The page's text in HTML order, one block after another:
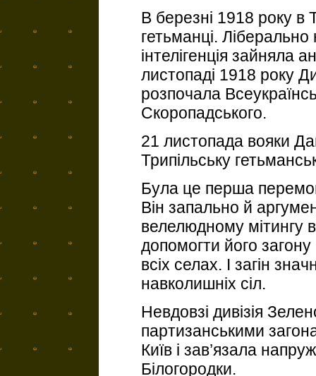
В березні 1918 року в
гетьманці.
інтелігенція зайняла
листопаді 1918 року
розпочала
Скоропадського.
21 листопада вояки
Трипільську
Була це перша
Він запально й
велелюдному мітингу
допомогти його
всіх селах. І загін
навколишніх сіл.
Невдовзі дивізія
партизанськими
Київ і зав’язала
Білогородки.